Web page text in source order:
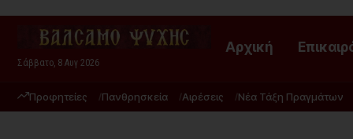
Σάββατο, 8 Αυγ 2026
Αρχική
Προφητείες Πανθρησκεία Αιρέσεις Νέα Τάξη Πραγμάτων